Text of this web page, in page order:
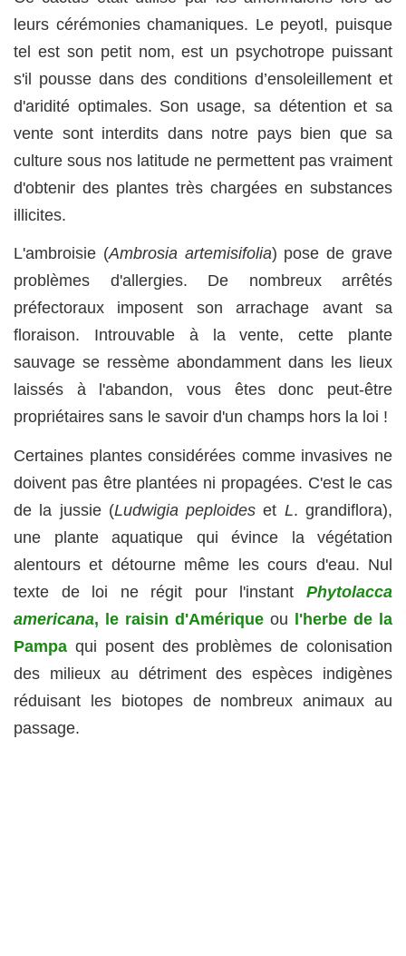
leurs cérémonies chamaniques. Le peyotl, puisque
tel est son petit nom, est un psychotrope puissant
s'il pousse dans des conditions d’ensoleillement et
d'aridité optimales. Son usage, sa détention et sa
vente sont interdits dans notre pays bien que sa
culture sous nos latitude ne permettent pas vraiment
d'obtenir des plantes très chargées en substances
illicites.
L'ambroisie (Ambrosia artemisifolia) pose de grave
problèmes d'allergies. De nombreux arrêtés
préfectoraux imposent son arrachage avant sa
floraison. Introuvable à la vente, cette plante
sauvage se ressème abondamment dans les lieux
laissés à l'abandon, vous êtes donc peut-être
propriétaires sans le savoir d'un champs hors la loi !
Certaines plantes considérées comme invasives ne
doivent pas être plantées ni propagées. C'est le cas
de la jussie (Ludwigia peploides et L. grandiflora),
une plante aquatique qui évince la végétation
alentours et détourne même les cours d'eau. Nul
texte de loi ne régit pour l'instant Phytolacca
americana, le raisin d'Amérique ou l'herbe de la
Pampa qui posent des problèmes de colonisation
des milieux au détriment des espèces indigènes
réduisant les biotopes de nombreux animaux au
passage.